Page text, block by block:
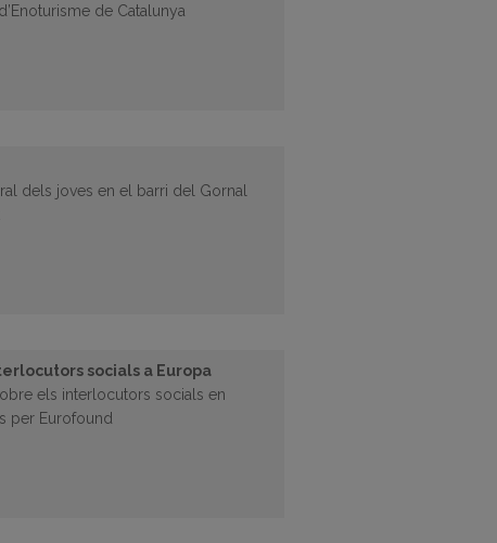
de Catalunya
dels joves en el barri del Gornal
socials a Europa
els interlocutors socials en
per Eurofound